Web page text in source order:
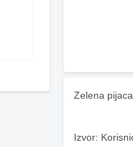
Zelena
Izvor: